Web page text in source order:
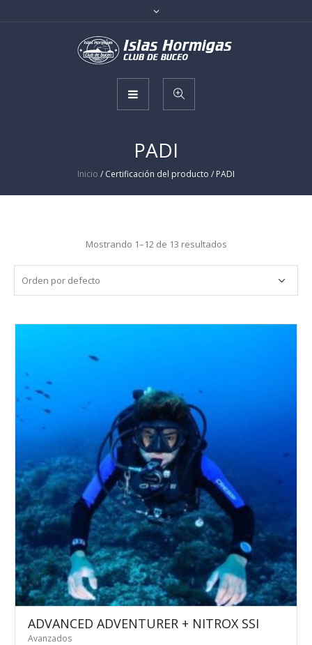
PADI
Inicio / Certificación del producto / PADI
Mostrando 1–12 de 13 resultados
ADVANCED ADVENTURER + NITROX SSI
Avanzados